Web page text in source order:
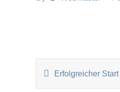
Erfolgreicher